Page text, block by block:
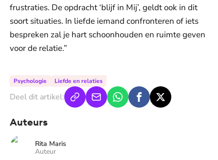
frustraties. De opdracht ‘blijf in Mij’, geldt ook in dit
soort situaties. In liefde iemand confronteren of iets
bespreken zal je hart schoonhouden en ruimte geven
voor de relatie.”
Psychologie Liefde en relaties
Deel dit artikel:
Auteurs
Rita Maris
Auteur